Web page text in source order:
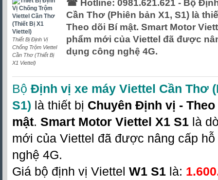
Thiết Bị Định Vị
Chống Trộm Viettel
Cần Thơ (Thiết Bị
X1 Viettel)
☎ Hotline: 0981.621.621 - Bộ
Cần Thơ (Phiên bản X1, S1) là
Theo dõi Bí mật. Smart Motor
phẩm mới của Viettel đã được
dụng công nghệ 4G.
Bộ Định vị xe máy Viettel Cần Thơ
S1) là thiết bị Chuyên Định vị -
mật. Smart Motor Viettel X1 S1 là
mới của Viettel đã được nâng cấp
nghệ 4G.
Giá bộ định vị Viettel W1 S1 là: